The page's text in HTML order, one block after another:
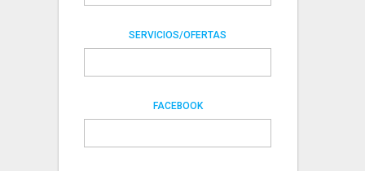
SERVICIOS/OFERTAS
FACEBOOK